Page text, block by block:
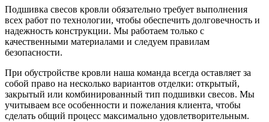
Подшивка свесов кровли обязательно требует выполнения
всех работ по технологии, чтобы обеспечить долговечность и
надежность конструкции. Мы работаем только с
качественными материалами и следуем правилам
безопасности.
При обустройстве кровли наша команда всегда оставляет за
собой право на несколько вариантов отделки: открытый,
закрытый или комбинированный тип подшивки свесов. Мы
учитываем все особенности и пожелания клиента, чтобы
сделать общий процесс максимально удовлетворительным.